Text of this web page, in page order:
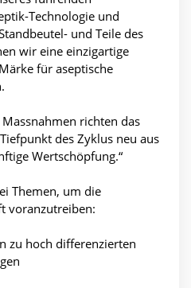
Technologie und
und Teile des
wir eine einzigartige
für aseptische
richten das
des Zyklus neu aus
Wertschöpfung.“
Themen, um die
voranzutreiben:
zu hoch differenzierten